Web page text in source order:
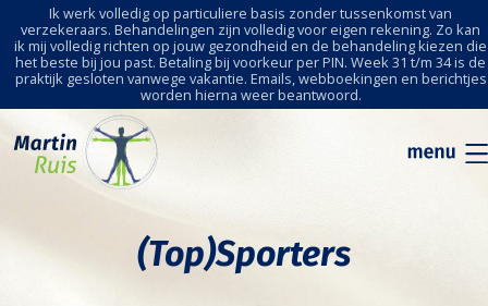
Ik werk volledig op particuliere basis zonder tussenkomst van
verzekeraars. Behandelingen zijn volledig voor eigen rekening. Zo kan
ik mij volledig richten op jouw gezondheid en de behandeling kiezen die
het beste bij jou past. Betaling bij voorkeur per PIN. Week 31 t/m 34 is de
praktijk gesloten vanwege vakantie. Emails, webboekingen en berichtjes
worden hierna weer beantwoord.
(Top)Sporters